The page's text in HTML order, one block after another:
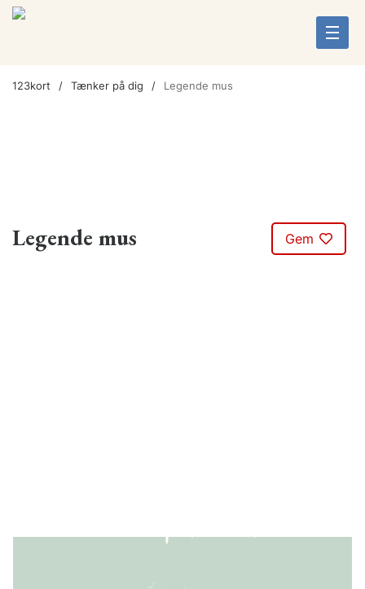
123kort Tænker på dig Legende mus
Legende mus Gem